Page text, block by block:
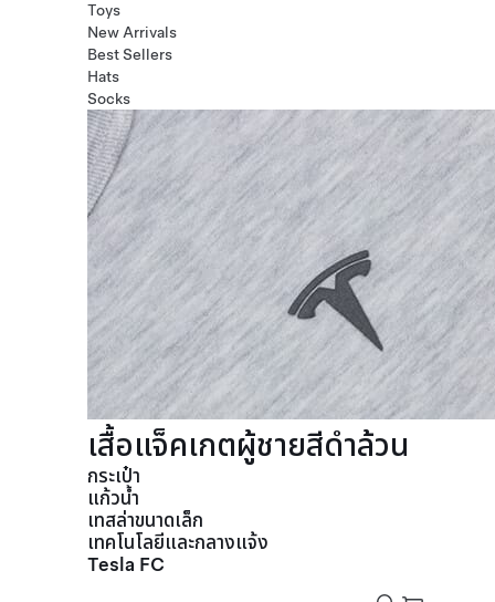
Toys
New Arrivals
Best Sellers
Hats
Socks
เสื้อแจ็คเกตผู้ชายสีดำล้วน
กระเป๋า
แก้วน้ำ
เทสล่าขนาดเล็ก
เทคโนโลยีและกลางแจ้ง
Tesla FC